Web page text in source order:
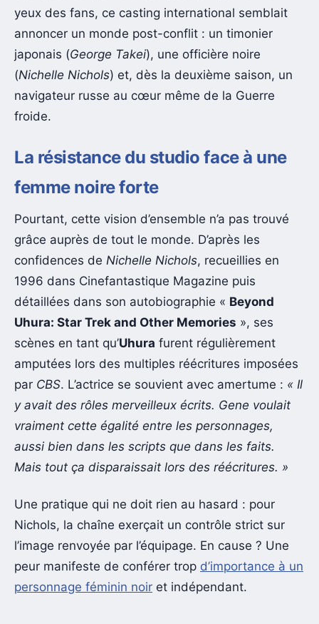
yeux des fans, ce casting international semblait
annoncer un monde post-conflit : un timonier
japonais (George Takei), une officière noire
(Nichelle Nichols) et, dès la deuxième saison, un
navigateur russe au cœur même de la Guerre
froide.
La résistance du studio face à une
femme noire forte
Pourtant, cette vision d’ensemble n’a pas trouvé
grâce auprès de tout le monde. D’après les
confidences de Nichelle Nichols, recueillies en
1996 dans Cinefantastique Magazine puis
détaillées dans son autobiographie « Beyond
Uhura: Star Trek and Other Memories », ses
scènes en tant qu’Uhura furent régulièrement
amputées lors des multiples réécritures imposées
par CBS. L’actrice se souvient avec amertume : « Il
y avait des rôles merveilleux écrits. Gene voulait
vraiment cette égalité entre les personnages,
aussi bien dans les scripts que dans les faits.
Mais tout ça disparaissait lors des réécritures. »
Une pratique qui ne doit rien au hasard : pour
Nichols, la chaîne exerçait un contrôle strict sur
l’image renvoyée par l’équipage. En cause ? Une
peur manifeste de conférer trop d’importance à un
personnage féminin noir et indépendant.